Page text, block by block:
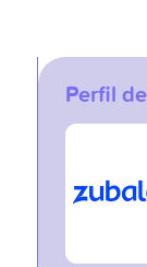
Perfil